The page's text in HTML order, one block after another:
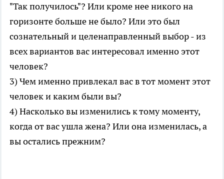
"Так получилось"? Или кроме нее никого на
горизонте больше не было? Или это был
сознательный и целенаправленный выбор - из
всех вариантов вас интересовал именно этот
человек?
3) Чем именно привлекал вас в тот момент этот
человек и каким были вы?
4) Насколько вы изменились к тому моменту,
когда от вас ушла жена? Или она изменилась, а
вы остались прежним?